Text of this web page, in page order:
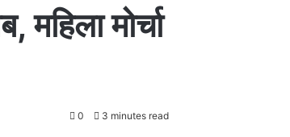
मोर्चा
0 3 minutes read